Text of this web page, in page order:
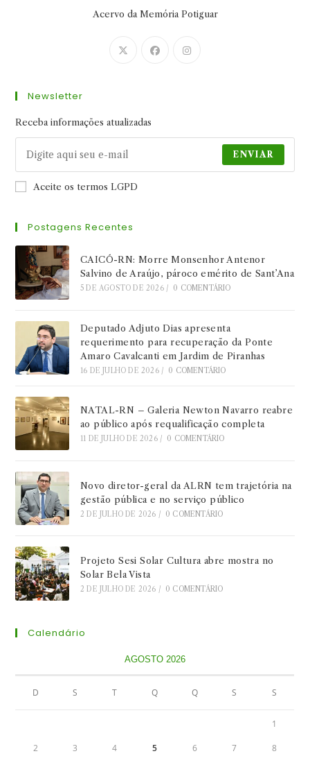
Acervo da Memória Potiguar
Abre
Abre
Newsletter
Receba informações atualizadas
ENVIAR
Aceite os termos LGPD
Postagens Recentes
CAICÓ-RN: Morre Monsenhor Antenor
Salvino de Araújo, pároco emérito de Sant’Ana
5 DE AGOSTO DE 2026 / 0 COMENTÁRIO
Deputado Adjuto Dias apresenta
requerimento para recuperação da Ponte
Amaro Cavalcanti em Jardim de Piranhas
16 DE JULHO DE 2026 / 0 COMENTÁRIO
NATAL-RN – Galeria Newton Navarro reabre
ao público após requalificação completa
11 DE JULHO DE 2026 / 0 COMENTÁRIO
Novo diretor-geral da ALRN tem trajetória na
gestão pública e no serviço público
2 DE JULHO DE 2026 / 0 COMENTÁRIO
Projeto Sesi Solar Cultura abre mostra no
Solar Bela Vista
2 DE JULHO DE 2026 / 0 COMENTÁRIO
Calendário
AGOSTO 2026
D S T Q Q S S
1
2 3 4 5 6 7 8